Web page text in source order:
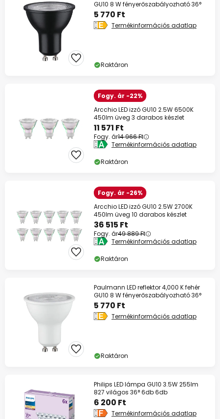
GU10 8 W fényerőszabályozható 36°
5 770 Ft
Termékinformációs adatlap
Raktáron
Fogy. ár -22%
Arcchio LED izzó GU10 2.5W 6500K
450lm üveg 3 darabos készlet
11 571 Ft
Fogy. ár14 966 Ft
Termékinformációs adatlap
Raktáron
Fogy. ár -26%
Arcchio LED izzó GU10 2.5W 2700K
450lm üveg 10 darabos készlet
36 515 Ft
Fogy. ár49 889 Ft
Termékinformációs adatlap
Raktáron
Paulmann LED reflektor 4,000 K fehér
GU10 8 W fényerőszabályozható 36°
5 770 Ft
Termékinformációs adatlap
Raktáron
Philips LED lámpa GU10 3.5W 255lm
827 világos 36° 6db 6db
6 200 Ft
Termékinformációs adatlap